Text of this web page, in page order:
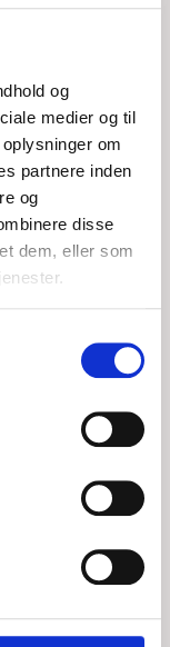
og
medier og til
om
partnere inden
og
disse
dem, eller som
1
nævnt var der